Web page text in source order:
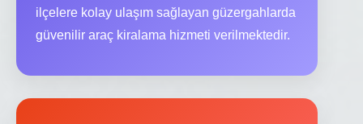
ilçelere kolay ulaşım sağlayan güzergahlarda
güvenilir araç kiralama hizmeti verilmektedir.